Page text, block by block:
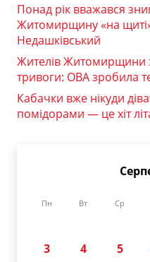
Понад рік вважався
Житомирщину «на
Недашківський
Жителів Житомирщини
тривоги: ОВА зробила
Кабачки вже нікуди
помідорами — це хіт
Пн Вт Ср
3
4 5